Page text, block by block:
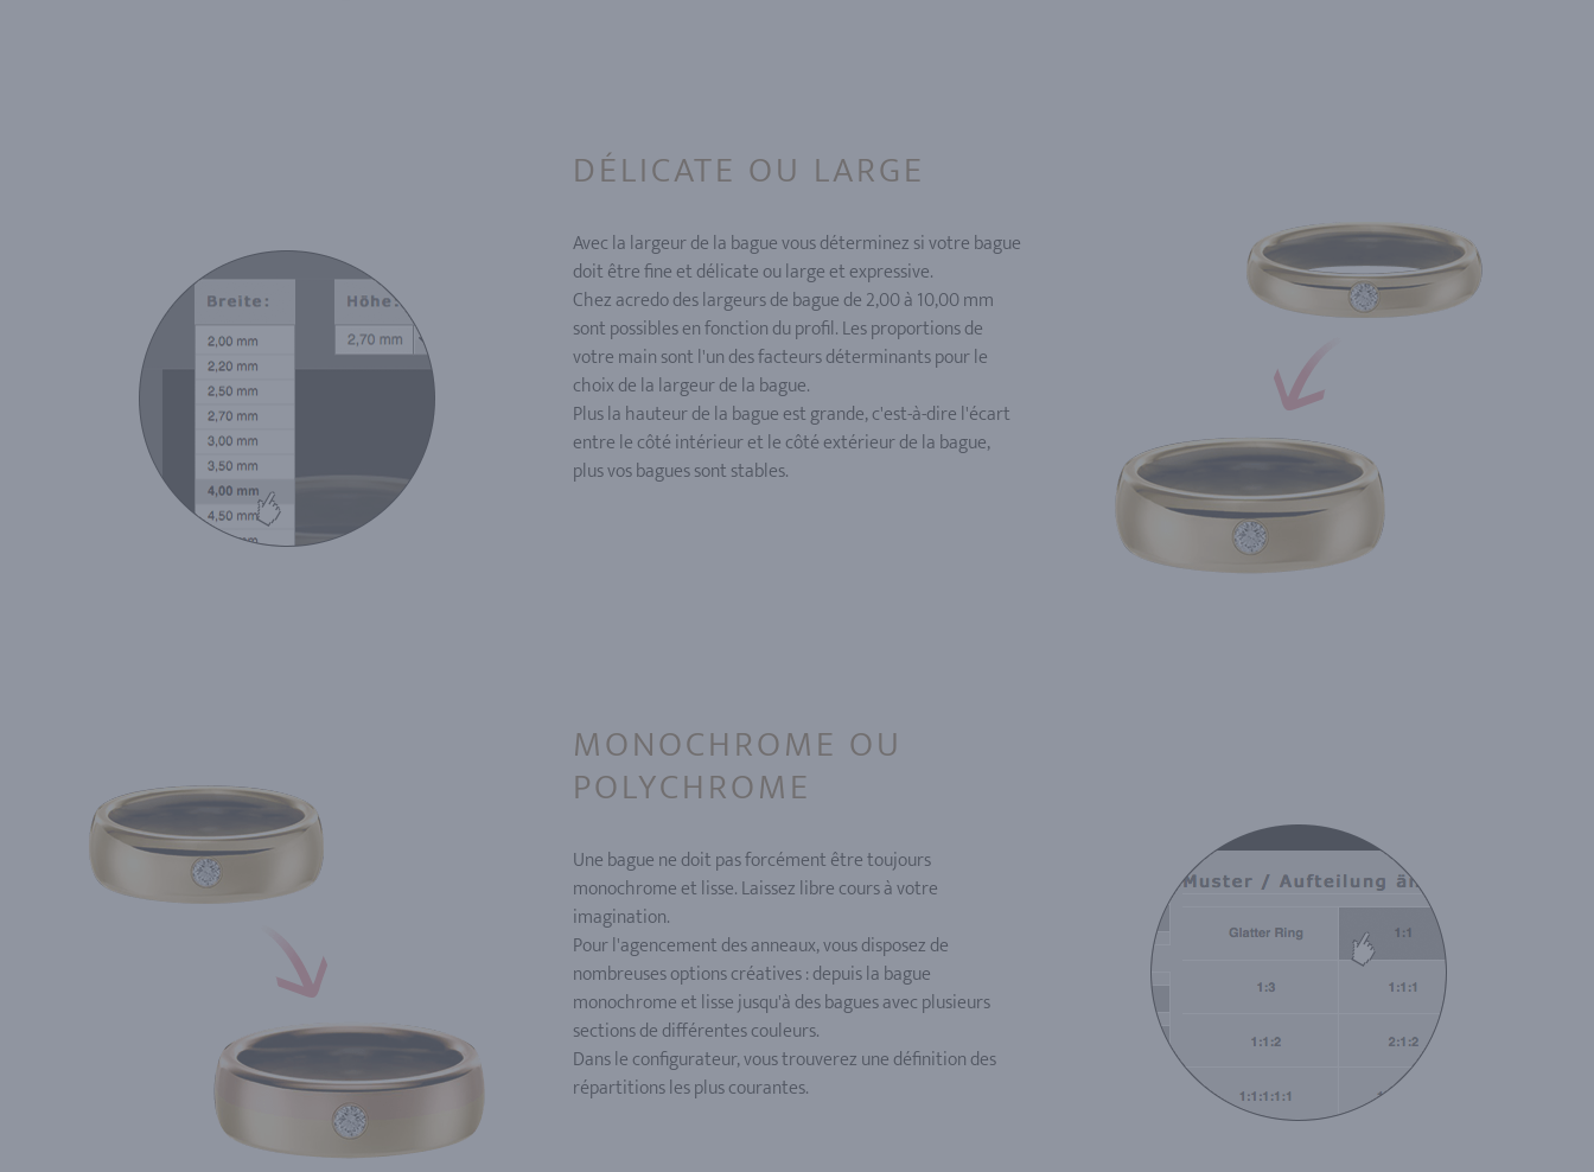
DÉLICATE OU LARGE
Avec la largeur de la bague vous déterminez si votre bague
doit être fine et délicate ou large et expressive.
Chez acredo des largeurs de bague de 2,00 à 10,00 mm
sont possibles en fonction du profil. Les proportions de
votre main sont l'un des facteurs déterminants pour le
choix de la largeur de la bague.
Plus la hauteur de la bague est grande, c'est-à-dire l'écart
entre le côté intérieur et le côté extérieur de la bague,
plus vos bagues sont stables.
MONOCHROME OU
POLYCHROME
Une bague ne doit pas forcément être toujours
monochrome et lisse. Laissez libre cours à votre
imagination.
Pour l'agencement des anneaux, vous disposez de
nombreuses options créatives : depuis la bague
monochrome et lisse jusqu'à des bagues avec plusieurs
sections de différentes couleurs.
Dans le configurateur, vous trouverez une définition des
répartitions les plus courantes.